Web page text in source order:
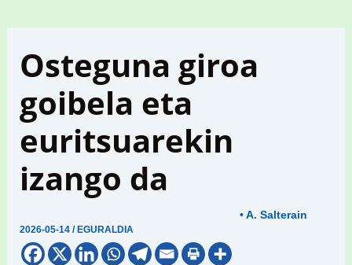
Osteguna giroa
goibela eta
euritsuarekin
izango da
2026-05-14/ EGURALDIA
• A. Salterain